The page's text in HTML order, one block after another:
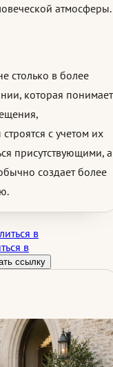
атмосферы.
столько в более
которая понимает
с учетом их
присутствующими, а
создает более
в
в
ссылку